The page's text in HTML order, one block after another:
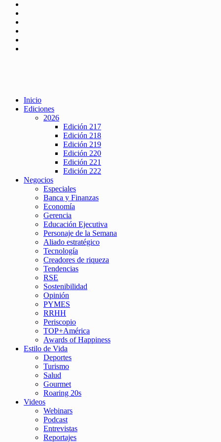
Inicio
Ediciones
2026
Edición 217
Edición 218
Edición 219
Edición 220
Edición 221
Edición 222
Negocios
Especiales
Banca y Finanzas
Economía
Gerencia
Educación Ejecutiva
Personaje de la Semana
Aliado estratégico
Tecnología
Creadores de riqueza
Tendencias
RSE
Sostenibilidad
Opinión
PYMES
RRHH
Periscopio
TOP+América
Awards of Happiness
Estilo de Vida
Deportes
Turismo
Salud
Gourmet
Roaring 20s
Videos
Webinars
Podcast
Entrevistas
Reportajes